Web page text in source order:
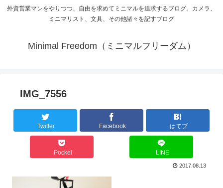
外資営業マンをやりつつ、自由を求めてミニマルを追求するブログ。カメラ、
ミニマリスト、文具、その他諸々を記すブログ
Minimal Freedom（ミニマルフリーダム）
IMG_7556
Twitter Facebook はてブ
Pocket LINE
2017.08.13